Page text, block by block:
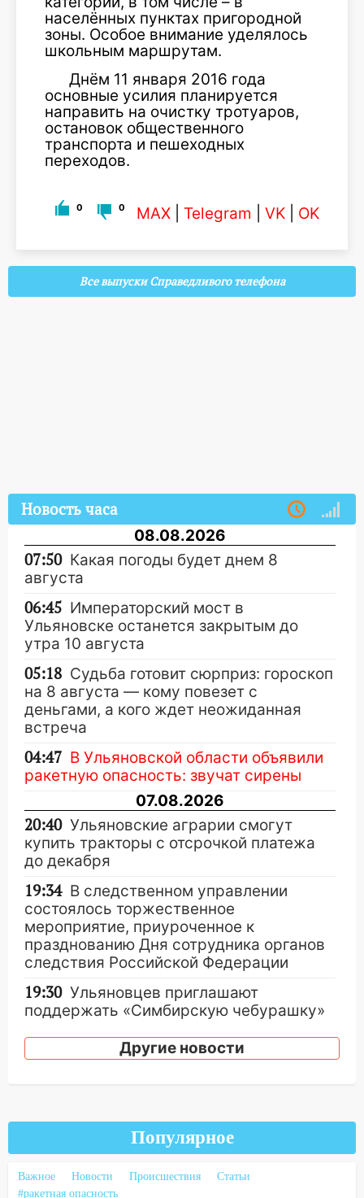
населённых пунктах пригородной
зоны. Особое внимание уделялось
школьным маршрутам.
Днём 11 января 2016 года
основные усилия планируется
направить на очистку тротуаров,
остановок общественного
транспорта и пешеходных
переходов.
0 0 MAX Telegram VK OK
Все выпуски Справедливого телефона
Новость часа
08.08.2026
07:50 Какая погоды будет днем 8
августа
06:45 Императорский мост в
Ульяновске останется закрытым до
утра 10 августа
05:18 Судьба готовит сюрприз: гороскоп
на 8 августа — кому повезет с
деньгами, а кого ждет неожиданная
встреча
04:47 В Ульяновской области объявили
ракетную опасность: звучат сирены
07.08.2026
20:40 Ульяновские аграрии смогут
купить тракторы с отсрочкой платежа
до декабря
19:34 В следственном управлении
состоялось торжественное
мероприятие, приуроченное к
празднованию Дня сотрудника органов
следствия Российской Федерации
19:30 Ульяновцев приглашают
поддержать «Симбирскую чебурашку»
18:11 Ульяновская область стала
17:16 В реанимацию Ульяновской
областной больницы поступили шесть
новых аппаратов ИВЛ
16:51 В Чердаклинском районе
Другие новости
Популярное
Важное Новости Происшествия
Статьи
#ракетная опасность